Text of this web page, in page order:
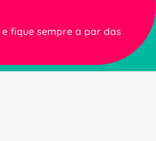
e fique sempre a par das